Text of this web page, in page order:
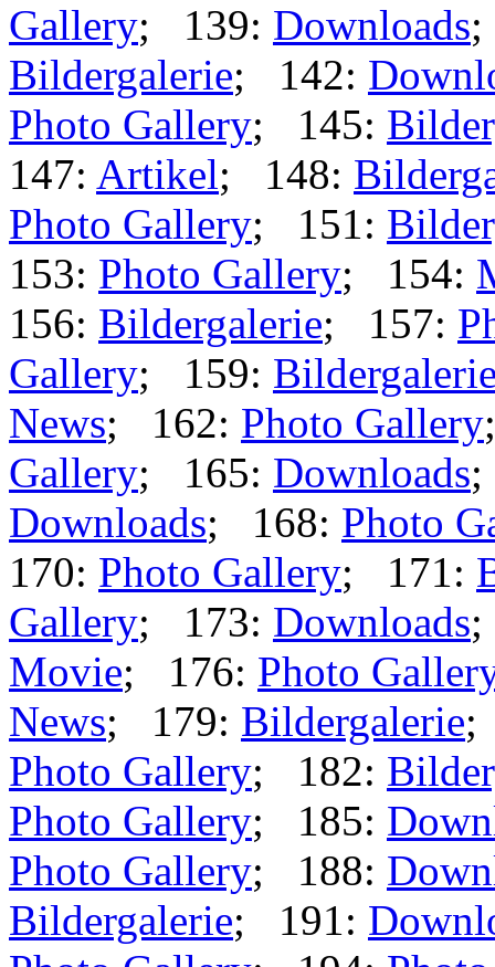
Gallery; 139: Downloads
Bildergalerie; 142:
Photo Gallery; 145:
147: Artikel; 148:
Photo Gallery; 151:
153: Photo Gallery; 154:
156: Bildergalerie; 157:
Gallery; 159:
News; 162: Photo Gallery
Gallery; 165: Downloads
Downloads; 168: Photo
170: Photo Gallery; 171:
Gallery; 173: Downloads
Movie; 176: Photo
News; 179: Bildergalerie;
Photo Gallery; 182:
Photo Gallery; 185:
Photo Gallery; 188:
Bildergalerie; 191: